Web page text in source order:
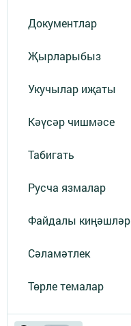
Документлар
Җырларыбыз
Укучылар иҗаты
Кәүсәр чишмәсе
Табигать
Русча язмалар
Файдалы киңәшләр
Сәламәтлек
Төрле темалар